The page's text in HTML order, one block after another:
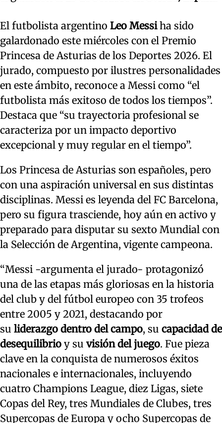
El futbolista argentino Leo Messiha sido
galardonado este miércoles con el Premio
Princesa de Asturias de los Deportes 2026. El
jurado, compuesto por ilustres personalidades
en este ámbito, reconoce a Messi como “el
futbolista más exitoso de todos los tiempos”.
Destaca que “su trayectoria profesional se
caracteriza por un impacto deportivo
excepcional y muy regular en el tiempo”.
Los Princesa de Asturias son españoles, pero
con una aspiración universal en sus distintas
disciplinas. Messi es leyenda del FC Barcelona,
pero su figura trasciende, hoy aún en activo y
preparado para disputar su sexto Mundial con
la Selección de Argentina, vigente campeona.
“Messi -argumenta el jurado- protagonizó
una de las etapas más gloriosas en la historia
del club y del fútbol europeo con 35 trofeos
entre 2005 y 2021, destacando por
su liderazgo dentro del campo, su capacidad de
desequilibrio y su visión del juego. Fue pieza
clave en la conquista de numerosos éxitos
nacionales e internacionales, incluyendo
cuatro Champions League, diez Ligas, siete
Copas del Rey, tres Mundiales de Clubes, tres
Supercopas de Europa y ocho Supercopas de